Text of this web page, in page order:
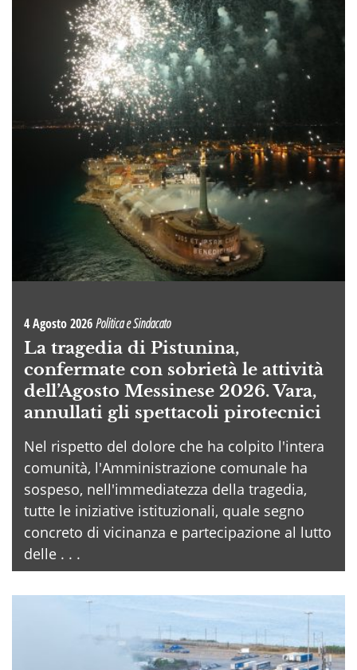
4 Agosto 2026Politica e Sindacato
La tragedia di Pistunina,
confermate con sobrietà le attività
dell’Agosto Messinese 2026. Vara,
annullati gli spettacoli pirotecnici
Nel rispetto del dolore che ha colpito l'intera
comunità, l'Amministrazione comunale ha
sospeso, nell'immediatezza della tragedia,
tutte le iniziative istituzionali, quale segno
concreto di vicinanza e partecipazione al lutto
delle . . .